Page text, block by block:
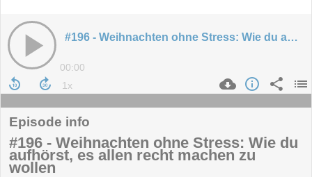
#196 - Weihnachten ohne Stress: Wie du aufhörst, es allen recht machen zu wollen
00:00
Episode info
#196 - Weihnachten ohne Stress: Wie du
aufhörst, es allen recht machen zu
wollen